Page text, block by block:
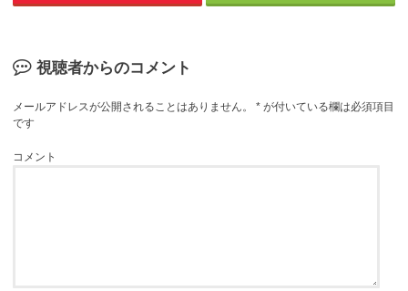
視聴者からのコメント
メールアドレスが公開されることはありません。 * が付いている欄は必須項目
です
コメント